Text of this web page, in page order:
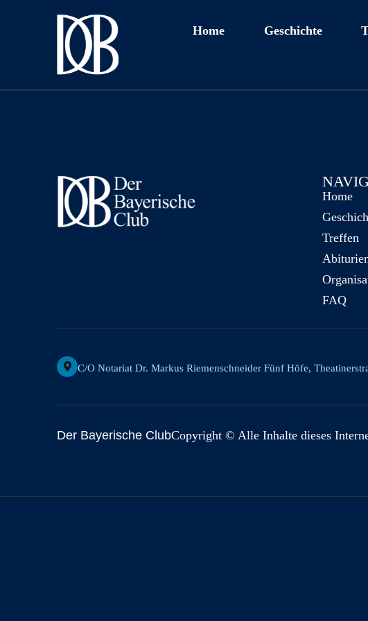
Home Geschichte
Home
Treffen
FAQ
C/o Notariat Dr. Markus Riemenschneider Fünf Höfe,
Der Bayerische ClubCopyright © Alle Inhalte dieses